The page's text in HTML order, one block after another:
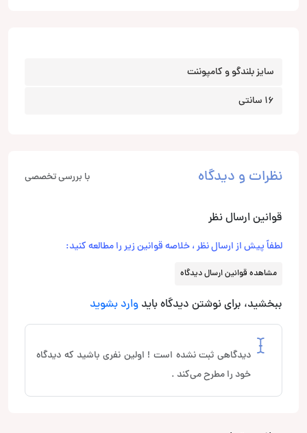
سایز بلندگو و کامپوننت
16 سانتی
نظرات و دیدگاه با بررسی تخصصی
قوانین ارسال نظر
لطفاً پیش از ارسال نظر ، خلاصه قوانین زیر را مطالعه کنید:
مشاهده قوانین ارسال دیدگاه
ببخشید، برای نوشتن دیدگاه باید وارد بشوید
دیدگاهی ثبت نشده است ! اولین نفری باشید که دیدگاه
خود را مطرح می‌کند .